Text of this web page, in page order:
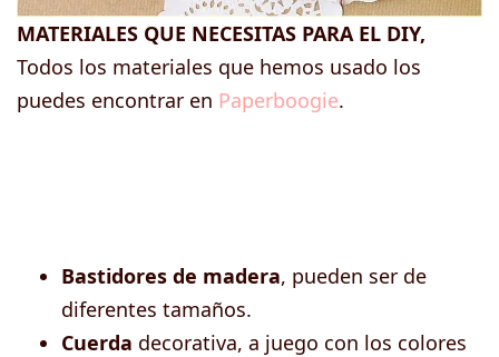
MATERIALES QUE NECESITAS PARA EL DIY,
Todos los materiales que hemos usado los
puedes encontrar en Paperboogie.
Bastidores de madera, pueden ser de
diferentes tamaños.
Cuerda decorativa, a juego con los colores